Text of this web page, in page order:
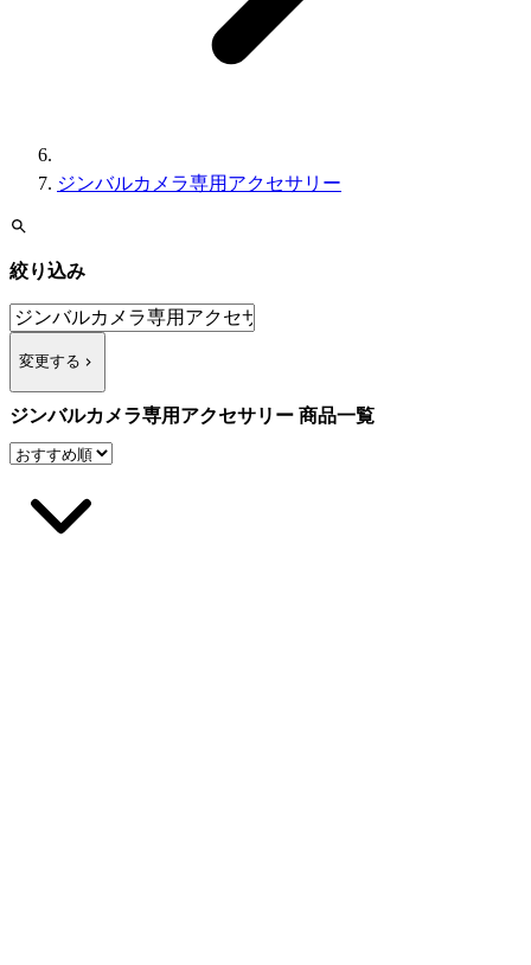
ジンバルカメラ専用アクセサリー
絞り込み
変更する
ジンバルカメラ専用アクセサリー 商品一覧